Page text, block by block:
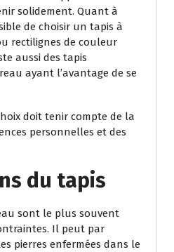
solidement. Quant à
de choisir un tapis à
rectilignes de couleur
aussi des tapis
ayant l’avantage de se
doit tenir compte de la
personnelles et des
du tapis
sont le plus souvent
Il peut par
pierres enfermées dans le